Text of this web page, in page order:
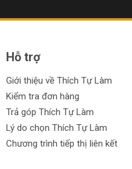
Hỗ trợ
Giới thiệu về Thích Tự Làm
Kiểm tra đơn hàng
Trả góp Thích Tự Làm
Lý do chọn Thích Tự Làm
Chương trình tiếp thị liên kết